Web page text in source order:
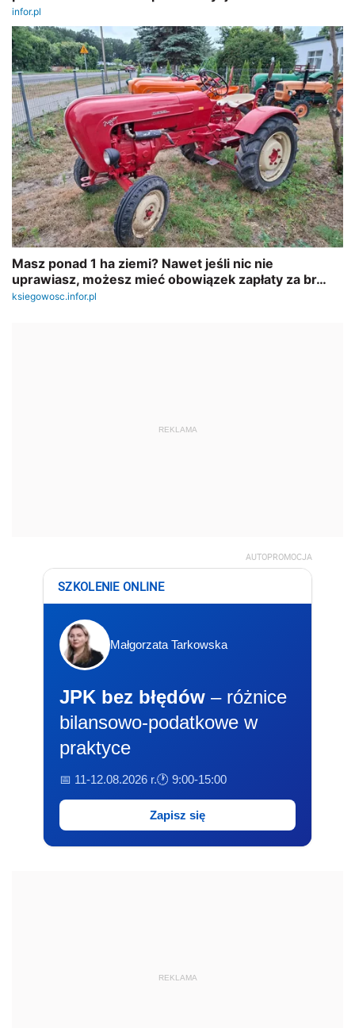
REKLAMA
AUTOPROMOCJA
SZKOLENIE ONLINE
Małgorzata Tarkowska
JPK bez błędów – różnice
bilansowo-podatkowe w
praktyce
📅 11-12.08.2026 r.🕐 9:00-15:00
Zapisz się
REKLAMA